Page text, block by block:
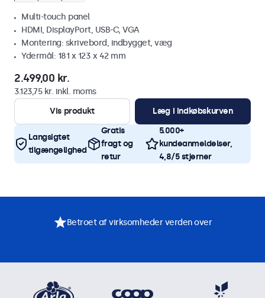
Multi-touch panel
HDMI, DisplayPort, USB-C, VGA
Montering: skrivebord, indbygget, væg
Ydermål: 181 x 123 x 42 mm
2.499,00 kr.
3.123,75 kr. inkl. moms
Vis produkt
Læg i indkøbskurven
Langsigtet
tilgængelighed
Gratis
fragt og
retur
5.000+
kundeanmeldelser,
4,8/5 stjerner
Betroet af virksomheder verden over